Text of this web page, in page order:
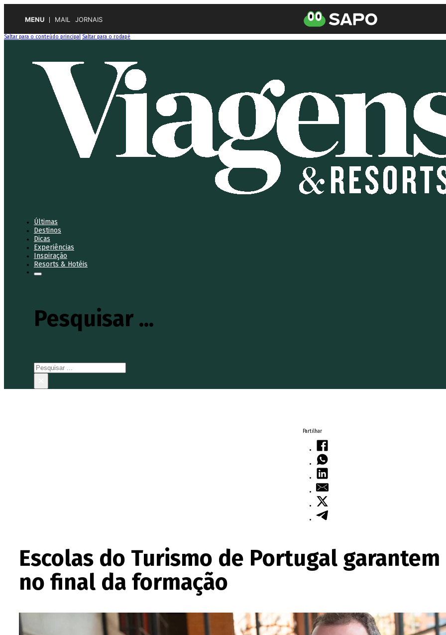
MENU MAIL JORNAIS
Saltar para o conteúdo principal Saltar para o rodapé
Últimas
Destinos
Dicas
Experiências
Inspiração
Resorts & Hotéis
Pesquisar ...
Pesquisar
Partilhar
Escolas do Turismo de Portugal
no final da formação